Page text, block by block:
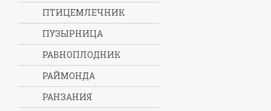
ПТИЦЕМЛЕЧНИК
ПУЗЫРНИЦА
РАВНОПЛОДНИК
РАЙМОНДА
РАНЗАНИЯ